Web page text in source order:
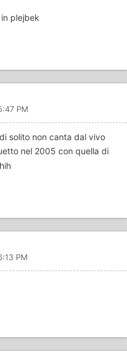
plejbek
PM
di solito non canta dal vivo
nel 2005 con quella di
PM